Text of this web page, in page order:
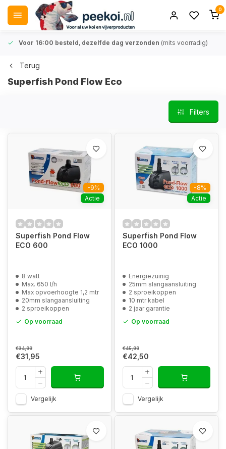
0
Voor 16:00 besteld, dezelfde dag verzonden (mits voorradig)
Terug
Superfish Pond Flow Eco
Filters
-9%
Actie
Superfish Pond Flow
ECO 600
8 watt
Max. 650 l/h
Max opvoerhoogte 1,2 mtr
20mm slangaansluiting
2 sproeikoppen
Op voorraad
€34,99
€31,95
Vergelijk
-8%
Actie
Superfish Pond Flow
ECO 1000
Energiezuinig
25mm slangaansluiting
2 sproeikoppen
10 mtr kabel
2 jaar garantie
Op voorraad
€45,99
€42,50
Vergelijk